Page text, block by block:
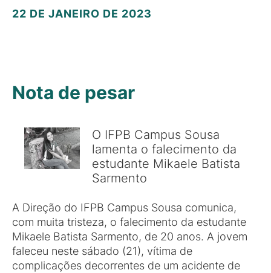
22 DE JANEIRO DE 2023
Nota de pesar
O IFPB Campus Sousa
lamenta o falecimento da
estudante Mikaele Batista
Sarmento
A Direção do IFPB Campus Sousa comunica,
com muita tristeza, o falecimento da estudante
Mikaele Batista Sarmento, de 20 anos. A jovem
faleceu neste sábado (21), vítima de
complicações decorrentes de um acidente de